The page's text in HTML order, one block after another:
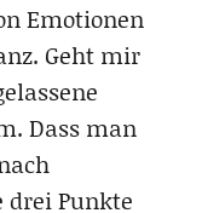
Emotionen
Geht mir
Dass man
drei Punkte